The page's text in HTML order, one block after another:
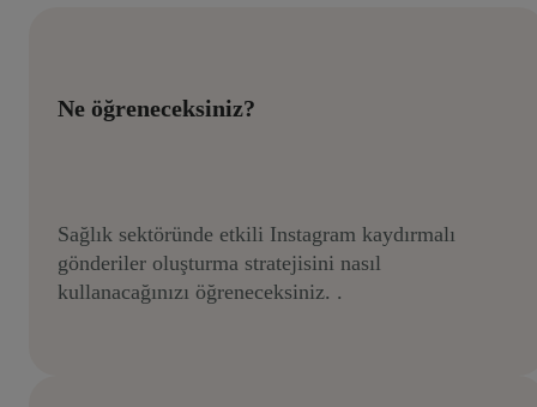
Ne öğreneceksiniz?
Sağlık sektöründe etkili Instagram kaydırmalı
gönderiler oluşturma stratejisini nasıl
kullanacağınızı öğreneceksiniz. .